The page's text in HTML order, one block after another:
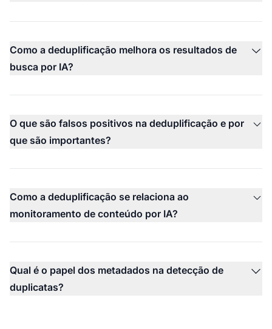
Como a deduplificação melhora os resultados de
busca por IA?
O que são falsos positivos na deduplificação e por
que são importantes?
Como a deduplificação se relaciona ao
monitoramento de conteúdo por IA?
Qual é o papel dos metadados na detecção de
duplicatas?